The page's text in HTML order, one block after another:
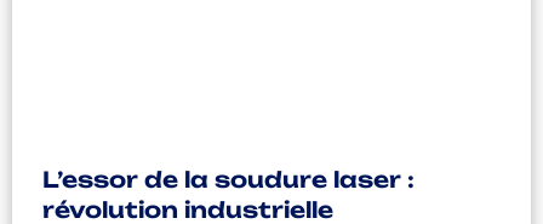
L’essor de la soudure laser :
révolution industrielle